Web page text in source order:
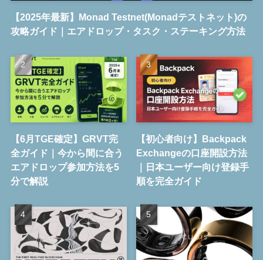
【2025年最新】Monad Testnet(Monadテストネット)の
攻略ガイド｜エアドロップ・タスク・ステーキング方法
【6月TGE確定】GRVT完
全ガイド｜今から間に合う
エアドロップ参加方法を5
分で解説
【初心者向け】Backpack
Exchangeの口座開設方法
｜日本ユーザー向け登録手
順を完全ガイド